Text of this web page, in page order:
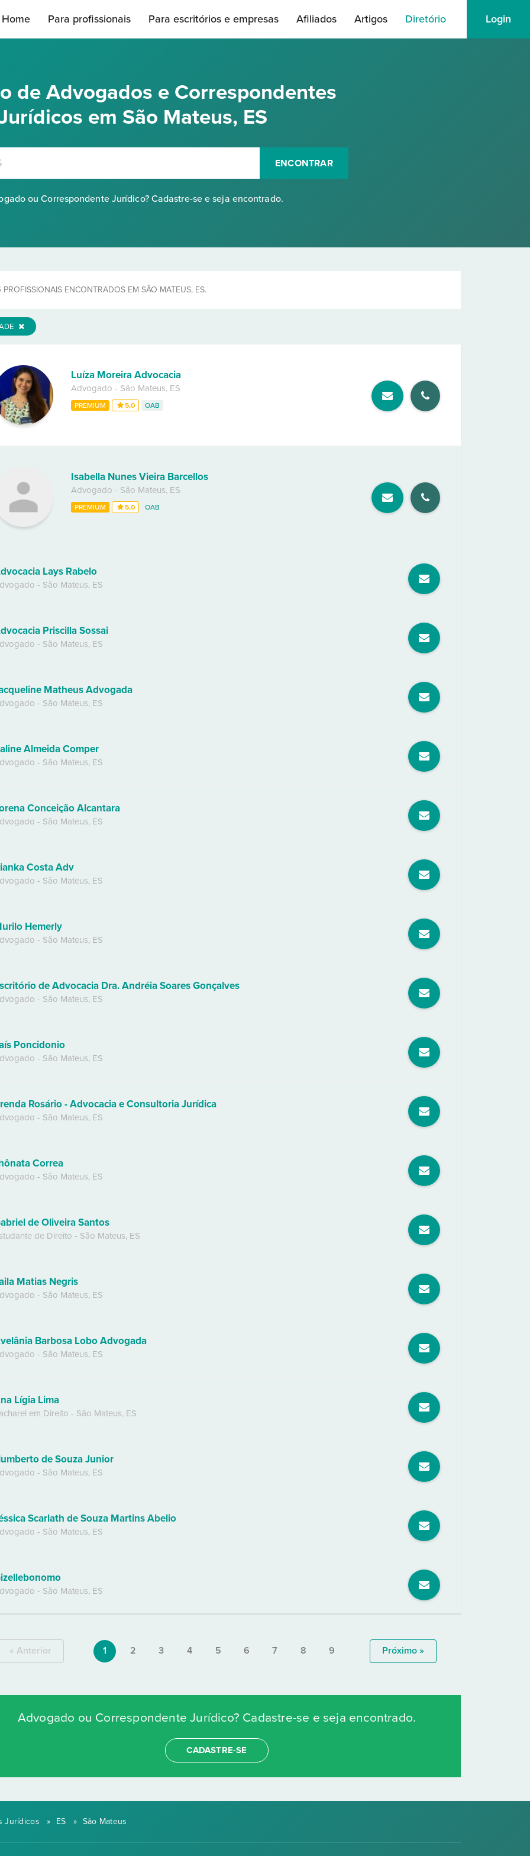
Home Para profissionais Para escritórios e empresas Afiliados Artigos Diretório Login
de Advogados e Correspondentes
em São Mateus, ES
ENCONTRAR
ou Correspondente Jurídico? Cadastre-se e seja encontrado.
PROFISSIONAIS ENCONTRADOS EM SÃO MATEUS, ES.
Luíza Moreira Advocacia
Advogado - São Mateus, ES
PREMIUM 5,0 OAB
Isabella Nunes Vieira Barcellos
Advogado - São Mateus, ES
PREMIUM 5,0 OAB
Lays Rabelo
- São Mateus, ES
Priscilla Sossai
- São Mateus, ES
Matheus Advogada
- São Mateus, ES
Almeida Comper
- São Mateus, ES
Conceição Alcantara
- São Mateus, ES
Costa Adv
- São Mateus, ES
Hemerly
- São Mateus, ES
de Advocacia Dra. Andréia Soares Gonçalves
- São Mateus, ES
Poncidonio
- São Mateus, ES
Rosário - Advocacia e Consultoria Jurídica
- São Mateus, ES
Correa
- São Mateus, ES
de Oliveira Santos
de Direito - São Mateus, ES
Matias Negris
- São Mateus, ES
Barbosa Lobo Advogada
- São Mateus, ES
Lígia Lima
em Direito - São Mateus, ES
de Souza Junior
- São Mateus, ES
Scarlath de Souza Martins Abelio
- São Mateus, ES
- São Mateus, ES
« Anterior 1 2 3 4 5 6 7 8 9 Próximo »
Advogado ou Correspondente Jurídico? Cadastre-se e seja encontrado.
CADASTRE-SE
Jurídicos » ES » São Mateus